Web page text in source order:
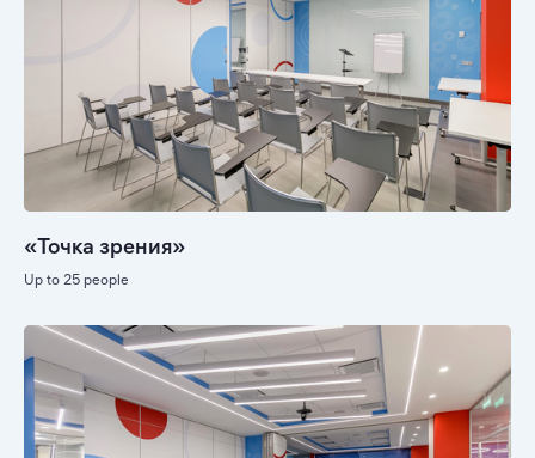
«Точка зрения»
Up to 25 people